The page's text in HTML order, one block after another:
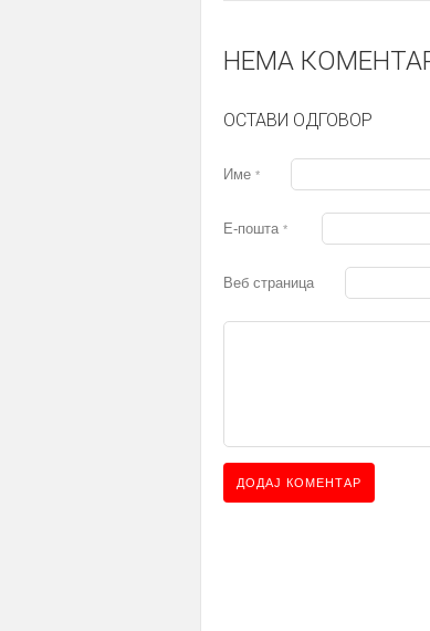
НЕМА
ОСТАВИ ОДГОВОР
Име *
Е-пошта *
Веб страница